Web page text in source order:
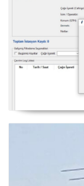
NexQso